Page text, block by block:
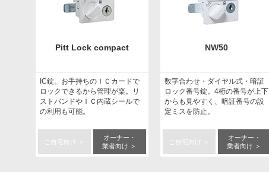
Pitt Lock compact
IC錠。お手持ちのＩＣカードで
ロックできるから管理が楽。リ
ストバンドやＩＣ内蔵シールで
の利用も可能。
ご自宅向け ＞
オーナー・
業者向け ＞
NW50
数字合わせ・ダイヤル式・暗証
ロック番号錠。4桁の番号が上下
からも見やすく、暗証番号の設
定ミスを防止。
ご自宅向け ＞
オーナー・
業者向け ＞